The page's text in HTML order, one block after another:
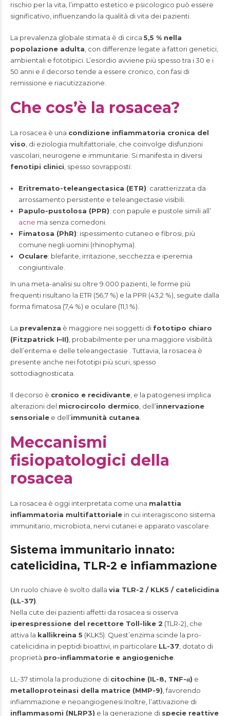
rischio per la vita, l’impatto estetico e psicologico può essere
significativo, influenzando la qualità di vita dei pazienti.
La prevalenza globale stimata è di circa 5,5 % nella
popolazione adulta , con differenze legate a fattori genetici,
ambientali e fototipici. L’esordio avviene più spesso tra i 30 e i
50 anni e il decorso tende a essere cronico, con fasi di
remissione e riacutizzazione.
Che cos’è la rosacea?
La rosacea è una condizione infiammatoria cronica del
viso , di eziologia multifattoriale, che coinvolge disfunzioni
vascolari, neurogene e immunitarie. Si manifesta in diversi
fenotipi clinici , spesso sovrapposti:
Eritremato-teleangectasica (ETR): caratterizzata da
arrossamento persistente e teleangectasie visibili.
Papulo-pustolosa (PPR): con papule e pustole simili all’
acne ma senza comedoni.
Fimatosa (PhR): ispessimento cutaneo e fibrosi, più
comune negli uomini (rhinophyma).
Oculare: blefarite, irritazione, secchezza e iperemia
congiuntivale.
In una meta-analisi su oltre 9.000 pazienti, le forme più
frequenti risultano la ETR (56,7 %) e la PPR (43,2 %), seguite dalla
forma fimatosa (7,4 %) e oculare (11,1 %).
La prevalenza è maggiore nei soggetti di fototipo chiaro
(Fitzpatrick I–II) , probabilmente per una maggiore visibilità
dell’eritema e delle teleangectasie . Tuttavia, la rosacea è
presente anche nei fototipi più scuri, spesso
sottodiagnosticata.
Il decorso è cronico e recidivante , e la patogenesi implica
alterazioni del microcircolo dermico , dell’innervazione
sensoriale e dell’immunità cutanea
Meccanismi
fisiopatologici della
rosacea
La rosacea è oggi interpretata come una malattia
infiammatoria multifattoriale in cui interagiscono sistema
immunitario, microbiota, nervi cutanei e apparato vascolare.
Sistema immunitario innato:
catelicidina, TLR-2 e infiammazione
Un ruolo chiave è svolto dalla via TLR-2 / KLK5 / catelicidina
(LL-37)
Nella cute dei pazienti affetti da rosacea si osserva
iperespressione del recettore Toll-like 2 (TLR-2), che
attiva la kallikreina 5 (KLK5). Quest’enzima scinde la pro-
catelicidina in peptidi bioattivi, in particolare LL-37 , dotato di
proprietà pro-infiammatorie e angiogeniche
LL-37 stimola la produzione di citochine (IL-8, TNF-α) e
metalloproteinasi della matrice (MMP-9) , favorendo
infiammazione e neoangiogenesi.Inoltre, l’attivazione di
inflammasomi (NLRP3) e la generazione di specie reattive